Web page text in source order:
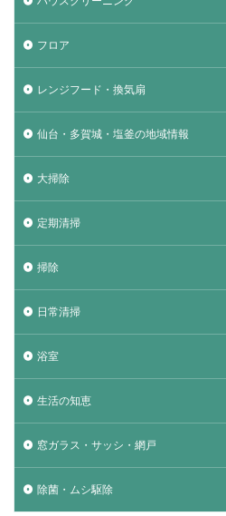
フロア
レンジフード・換気扇
仙台・多賀城・塩釜の地域情報
大掃除
定期清掃
掃除
日常清掃
浴室
生活の知恵
窓ガラス・サッシ・網戸
除菌・ムシ駆除